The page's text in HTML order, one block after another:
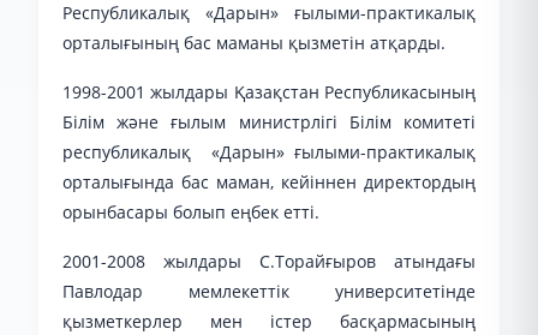
Республикалық «Дарын» ғылыми-практикалық
орталығының бас маманы қызметін атқарды.
1998-2001 жылдары Қазақстан Республикасының
Білім және ғылым министрлігі Білім комитеті
республикалық «Дарын» ғылыми-практикалық
орталығында бас маман, кейіннен директордың
орынбасары болып еңбек етті.
2001-2008 жылдары С.Торайғыров атындағы
Павлодар мемлекеттік университетінде
қызметкерлер мен істер басқармасының